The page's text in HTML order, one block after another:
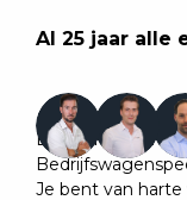
Al 25 jaar alle
Eurocars is één
Je bent van